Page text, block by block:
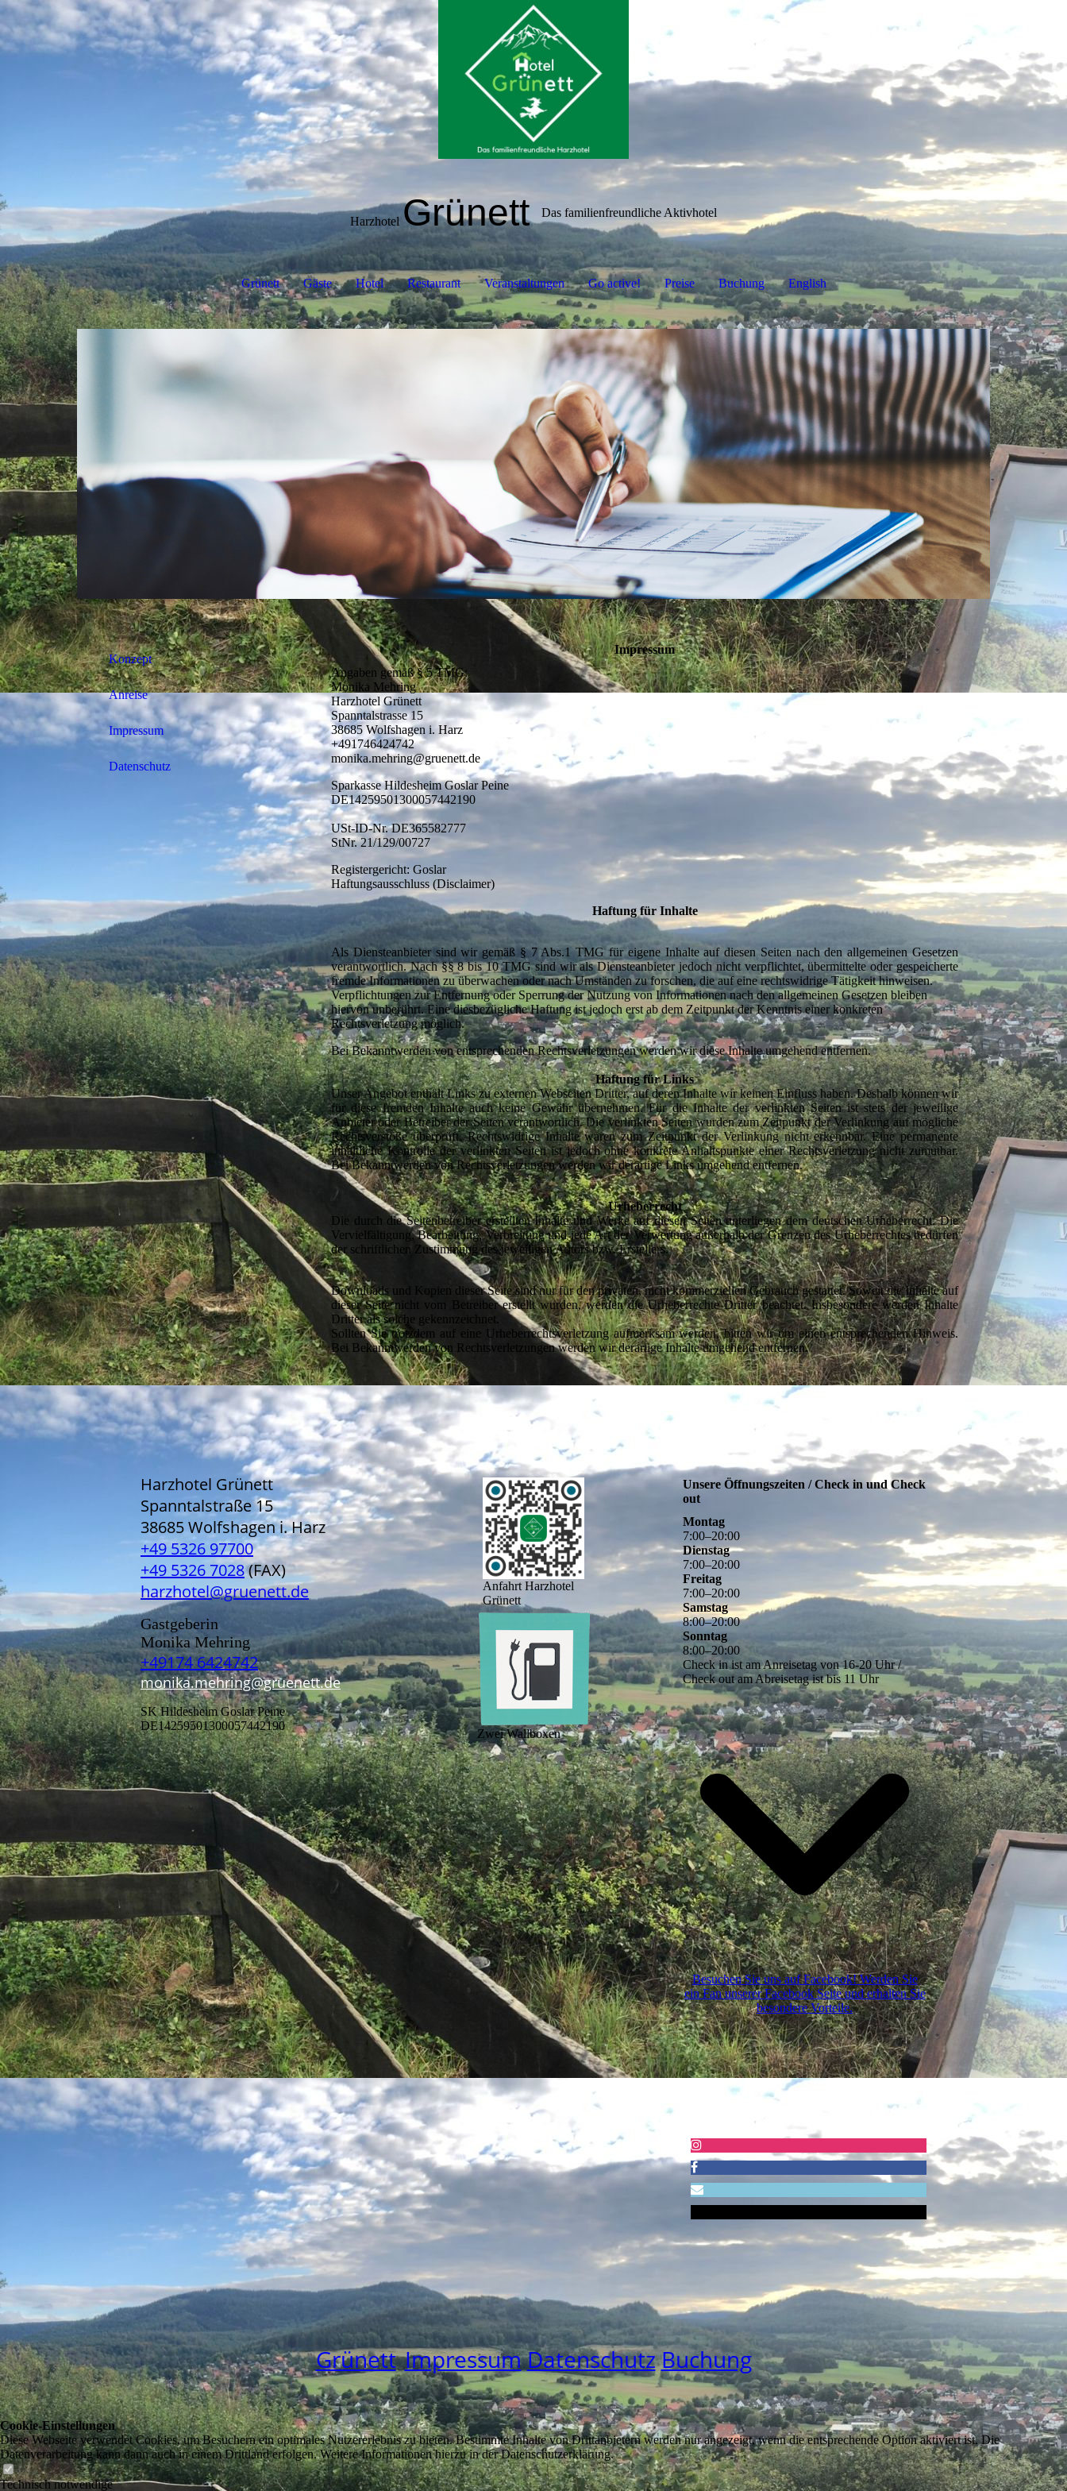
Harzhotel Grünett Das familienfreundliche Aktivhotel
Grünett Gäste Hotel Restaurant Veranstaltungen Go active! Preise Buchung English
Konzept
Anreise
Impressum
Datenschutz
Impressum
Angaben gemäß § 5 TMG:
Monika Mehring
Harzhotel Grünett
Spanntalstrasse 15
38685 Wolfshagen i. Harz
+491746424742
monika.mehring@gruenett.de
Sparkasse Hildesheim Goslar Peine
DE14259501300057442190
USt-ID-Nr. DE365582777
StNr. 21/129/00727
Registergericht: Goslar
Haftungsausschluss (Disclaimer)
Haftung für Inhalte
Als Diensteanbieter sind wir gemäß § 7 Abs.1 TMG für eigene Inhalte auf diesen Seiten nach den allgemeinen Gesetzen
verantwortlich. Nach §§ 8 bis 10 TMG sind wir als Diensteanbieter jedoch nicht verpflichtet, übermittelte oder gespeicherte
fremde Informationen zu überwachen oder nach Umständen zu forschen, die auf eine rechtswidrige Tätigkeit hinweisen.
Verpflichtungen zur Entfernung oder Sperrung der Nutzung von Informationen nach den allgemeinen Gesetzen bleiben
hiervon unberührt. Eine diesbezügliche Haftung ist jedoch erst ab dem Zeitpunkt der Kenntnis einer konkreten
Rechtsverletzung möglich.
Bei Bekanntwerden von entsprechenden Rechtsverletzungen werden wir diese Inhalte umgehend entfernen.
Haftung für Links
Unser Angebot enthält Links zu externen Webseiten Dritter, auf deren Inhalte wir keinen Einfluss haben. Deshalb können wir
für diese fremden Inhalte auch keine Gewähr übernehmen. Für die Inhalte der verlinkten Seiten ist stets der jeweilige
Anbieter oder Betreiber der Seiten verantwortlich. Die verlinkten Seiten wurden zum Zeitpunkt der Verlinkung auf mögliche
Rechtsverstöße überprüft. Rechtswidrige Inhalte waren zum Zeitpunkt der Verlinkung nicht erkennbar. Eine permanente
inhaltliche Kontrolle der verlinkten Seiten ist jedoch ohne konkrete Anhaltspunkte einer Rechtsverletzung nicht zumutbar.
Bei Bekanntwerden von Rechtsverletzungen werden wir derartige Links umgehend entfernen.
Urheberrecht
Die durch die Seitenbetreiber erstellten Inhalte und Werke auf diesen Seiten unterliegen dem deutschen Urheberrecht. Die
Vervielfältigung, Bearbeitung, Verbreitung und jede Art der Verwertung außerhalb der Grenzen des Urheberrechtes bedürfen
der schriftlichen Zustimmung des jeweiligen Autors bzw. Erstellers.
Downloads und Kopien dieser Seite sind nur für den privaten, nicht kommerziellen Gebrauch gestattet. Soweit die Inhalte auf
dieser Seite nicht vom Betreiber erstellt wurden, werden die Urheberrechte Dritter beachtet. Insbesondere werden Inhalte
Dritter als solche gekennzeichnet.
Sollten Sie trotzdem auf eine Urheberrechtsverletzung aufmerksam werden, bitten wir um einen entsprechenden Hinweis.
Bei Bekanntwerden von Rechtsverletzungen werden wir derartige Inhalte umgehend entfernen.
Harzhotel Grünett
Spanntalstraße 15
38685 Wolfshagen i. Harz
+49 5326 97700
+49 5326 7028(FAX)
harzhotel@gruenett.de
Gastgeberin
Monika Mehring
+49174 6424742
monika.mehring@gruenett.de
SK Hildesheim Goslar Peine
DE14259501300057442190
Anfahrt Harzhotel
Grünett
Zwei Wallboxen
Unsere Öffnungszeiten / Check in und Check
out
Montag
7:00–20:00
Dienstag
7:00–20:00
Freitag
7:00–20:00
Samstag
8:00–20:00
Sonntag
8:00–20:00
Check in ist am Anreisetag von 16-20 Uhr /
Check out am Abreisetag ist bis 11 Uhr
Besuchen Sie uns auf Facebook! Werden Sie
ein Fan unserer Facebook Seite und erhalten Sie
besondere Vorteile.
Grünett ImpressumDatenschutzBuchung
Cookie-Einstellungen
Diese Webseite verwendet Cookies, um Besuchern ein optimales Nutzererlebnis zu bieten. Bestimmte Inhalte von Drittanbietern werden nur angezeigt, wenn die entsprechende Option aktiviert ist. Die
Datenverarbeitung kann dann auch in einem Drittland erfolgen. Weitere Informationen hierzu in der Datenschutzerklärung.
Technisch notwendige